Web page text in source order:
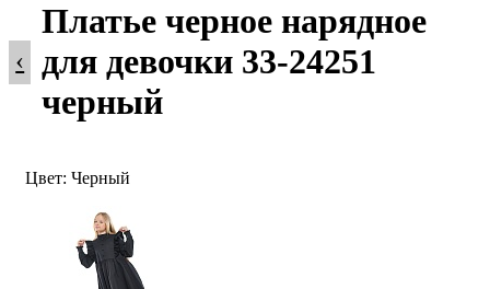
‹
Платье черное нарядное
для девочки 33-24251
черный
Цвет: Черный